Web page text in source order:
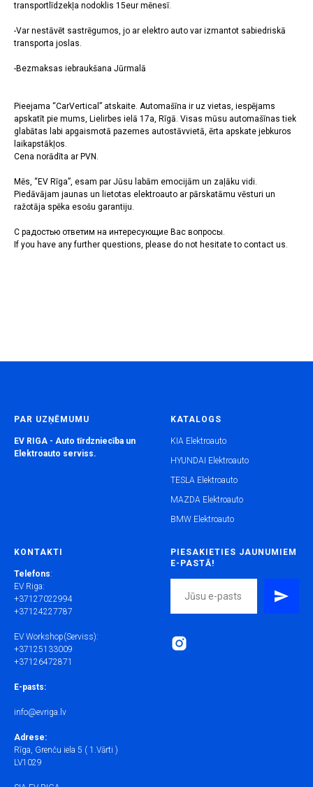
transportlīdzekļa nodoklis 15eur mēnesī.
-Var nestāvēt sastrēgumos, jo ar elektro auto var izmantot sabiedriskā
transporta joslas.
-Bezmaksas iebraukšana Jūrmalā
Pieejama “CarVertical” atskaite. Automašīna ir uz vietas, iespējams
apskatīt pie mums, Lielirbes ielā 17a, Rīgā. Visas mūsu automašīnas tiek
glabātas labi apgaismotā pazemes autostāvvietā, ērta apskate jebkuros
laikapstākļos.
Cena norādīta ar PVN.
Mēs, “EV Rīga”, esam par Jūsu labām emocijām un zaļāku vidi.
Piedāvājam jaunas un lietotas elektroauto ar pārskatāmu vēsturi un
ražotāja spēka esošu garantiju.
С радостью ответим на интересующие Вас вопросы.
If you have any further questions, please do not hesitate to contact us.
PAR UZŅĒMUMU
EV RIGA - Auto tīrdzniecība un
Elektroauto serviss.
KATALOGS
KIA Elektroauto
HYUNDAI Elektroauto
TESLA Elektroauto
MAZDA Elektroauto
BMW Elektroauto
KONTAKTI
Telefons:
EV Riga:
+37127022994
+37124227787
EV Workshop(Serviss):
+37125133009
+37126472871
E-pasts:
info@evriga.lv
Adrese:
Rīga, Grenču iela 5 ( 1.Vārti )
LV1029
PIESAKIETIES JAUNUMIEM
E-PASTĀ!